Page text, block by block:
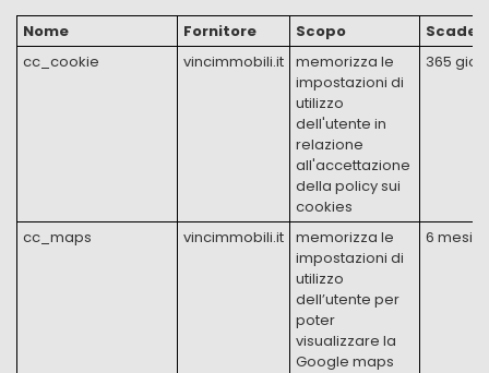
Nome Fornitore Scopo
cc_cookie
​vincimmobili.it memorizza le
impostazioni di
utilizzo
dell'utente in
relazione
all'accettazione
della policy sui
cookies
365
cc_maps ​vincimmobili.it memorizza le
impostazioni di
utilizzo
dell’utente per
poter
visualizzare la
Google maps
6 mesi